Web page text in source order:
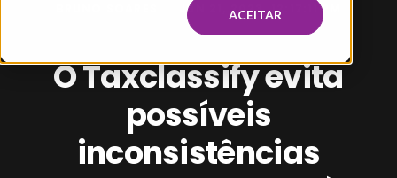
ACEITAR
JUN 21, 2023, 12:17:11 PM
O Taxclassify evita
possíveis
inconsistências